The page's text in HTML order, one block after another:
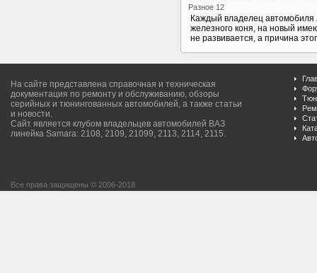
Разное 12
Каждый владелец автомобиля
железного коня, на новый
не развивается, а причина
На сайте представлена справочная и техническая
документация по ремонту и обслуживанию, обзоры
серийных и тюнингованных автомобилей, а также статьи
и новости.
Сайт является клубом владельцев автомобилей ВАЗ
линейка Samara: 2108, 2109, 21099, 2113, 2114, 2115.
Все права защищены © 2006-2018